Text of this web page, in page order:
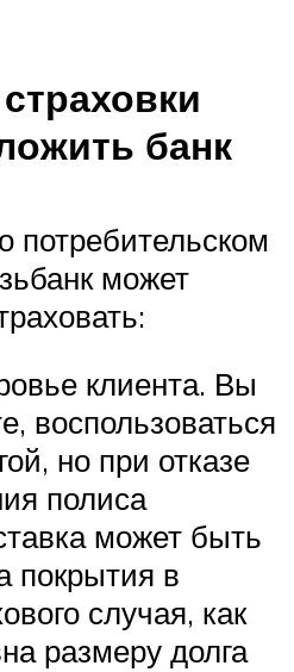
банк
потребительском
может
клиента. Вы
воспользоваться
но при отказе
полиса
может быть
в
случая, как
размеру долга